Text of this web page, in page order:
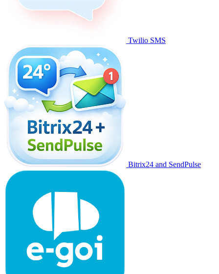
Twilio SMS
Bitrix24 and SendPulse